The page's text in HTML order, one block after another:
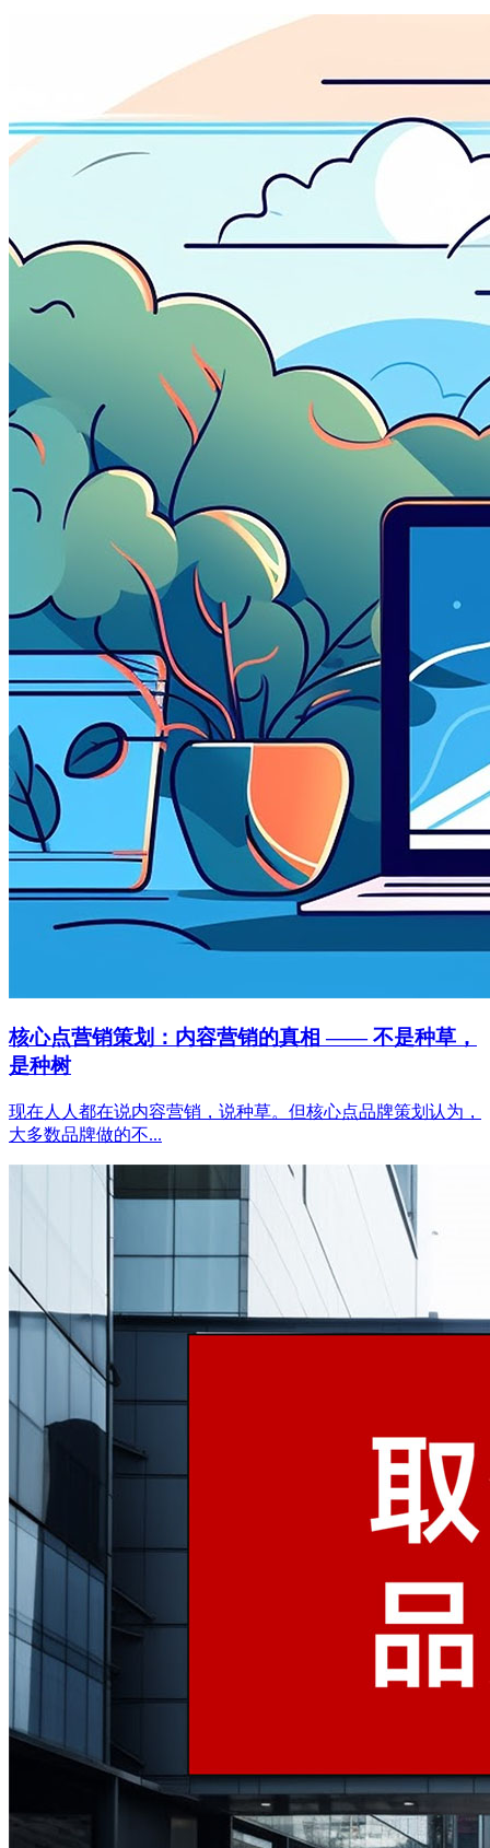
核心点营销策划：内容营销的真相 —— 不是种草，
是种树
现在人人都在说内容营销，说种草。但核心点品牌策划认为，
大多数品牌做的不...